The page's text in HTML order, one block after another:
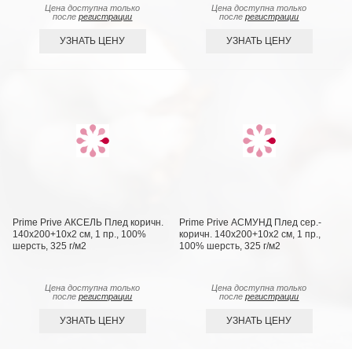
Цена доступна только
послерегистрации
УЗНАТЬ ЦЕНУ
Цена доступна только
послерегистрации
УЗНАТЬ ЦЕНУ
Prime Prive АКСЕЛЬ Плед коричн.
140х200+10х2 см, 1 пр., 100%
шерсть, 325 г/м2
Цена доступна только
послерегистрации
УЗНАТЬ ЦЕНУ
Prime Prive АСМУНД Плед сер.-
коричн. 140х200+10х2 см, 1 пр.,
100% шерсть, 325 г/м2
Цена доступна только
послерегистрации
УЗНАТЬ ЦЕНУ